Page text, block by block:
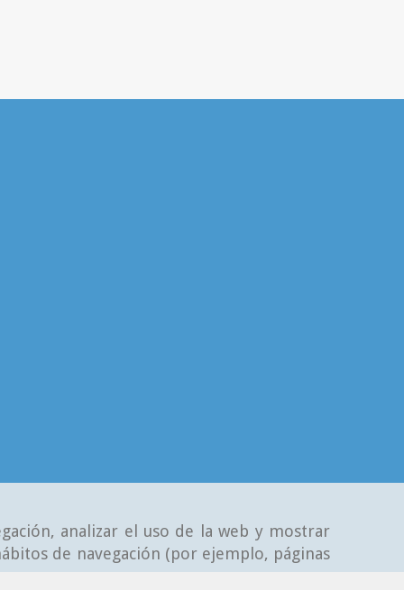
analizar el uso de la web y mostrar
de navegación (por ejemplo, páginas